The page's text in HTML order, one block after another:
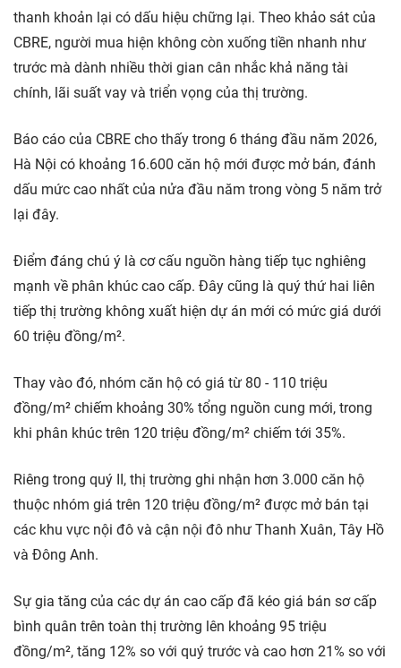
thanh khoản lại có dấu hiệu chững lại. Theo khảo sát của
CBRE, người mua hiện không còn xuống tiền nhanh như
trước mà dành nhiều thời gian cân nhắc khả năng tài
chính, lãi suất vay và triển vọng của thị trường.
Báo cáo của CBRE cho thấy trong 6 tháng đầu năm 2026,
Hà Nội có khoảng 16.600 căn hộ mới được mở bán, đánh
dấu mức cao nhất của nửa đầu năm trong vòng 5 năm trở
lại đây.
Điểm đáng chú ý là cơ cấu nguồn hàng tiếp tục nghiêng
mạnh về phân khúc cao cấp. Đây cũng là quý thứ hai liên
tiếp thị trường không xuất hiện dự án mới có mức giá dưới
60 triệu đồng/m².
Thay vào đó, nhóm căn hộ có giá từ 80 - 110 triệu
đồng/m² chiếm khoảng 30% tổng nguồn cung mới, trong
khi phân khúc trên 120 triệu đồng/m² chiếm tới 35%.
Riêng trong quý II, thị trường ghi nhận hơn 3.000 căn hộ
thuộc nhóm giá trên 120 triệu đồng/m² được mở bán tại
các khu vực nội đô và cận nội đô như Thanh Xuân, Tây Hồ
và Đông Anh.
Sự gia tăng của các dự án cao cấp đã kéo giá bán sơ cấp
bình quân trên toàn thị trường lên khoảng 95 triệu
đồng/m², tăng 12% so với quý trước và cao hơn 21% so với